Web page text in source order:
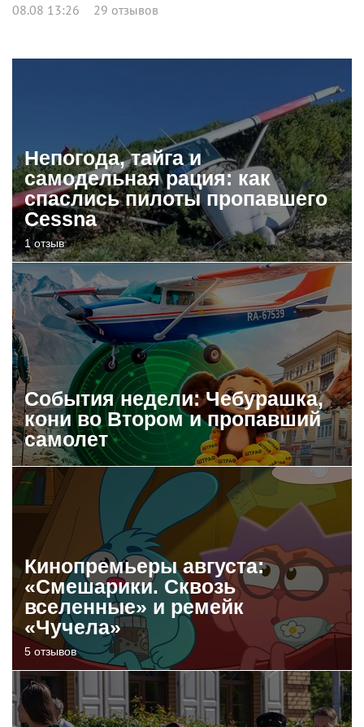
08.08 13:26 29 отзывов
Непогода, тайга и
самодельная рация: как
спаслись пилоты пропавшего
Cessna
1 отзыв
События недели: Чебурашка,
кони во Втором и пропавший
самолет
Кинопремьеры августа:
«Смешарики. Сквозь
вселенные» и ремейк
«Чучела»
5 отзывов